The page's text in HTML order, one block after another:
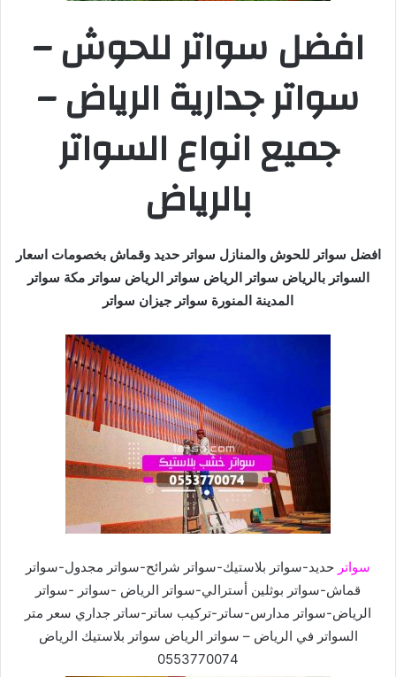
افضل سواتر للحوش –
سواتر جدارية الرياض –
جميع انواع السواتر
بالرياض
افضل سواتر للحوش والمنازل سواتر حديد وقماش بخصومات اسعار
السواتر بالرياض سواتر الرياض سواتر الرياض سواتر مكة سواتر
المدينة المنورة سواتر جيزان سواتر
سواتر حديد-سواتر بلاستيك-سواتر شرائح-سواتر مجدول-سواتر
قماش-سواتر بوثلين أسترالي-سواتر الرياض -سواتر -سواتر
الرياض-سواتر مدارس-ساتر-تركيب ساتر-ساتر جداري سعر متر
السواتر في الرياض – سواتر الرياض سواتر بلاستيك الرياض
0553770074